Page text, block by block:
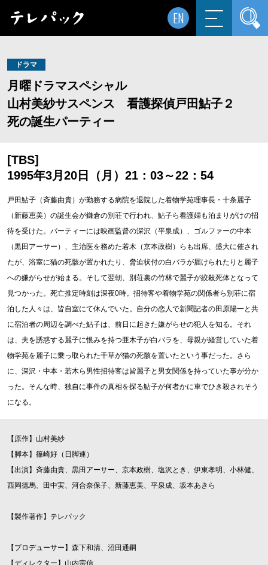
EN
ドラマ
月曜ドラマスペシャル
山村美紗サスペンス 看護探偵戸田鮎子２
死の誕生パーティー
[TBS]
1995年3月20日（月）21：03～22：54
戸田鮎子（斉藤由貴）が勤務する病院を退院した着物学苑理事長・十条麗子
（新藤恵美）の誕生会が鎌倉の別荘で行われ、鮎子ら看護婦も泊まりがけの招
待を受けた。パーティーには映画監督の深沢（平泉成）、ゴルファーの中本
（黒田アーサー）、主治医を務めた若木（京本政樹）らも出席、盛大に催され
たが、浴室に猫の死骸が置かれたり、脅迫状付の白バラが届けられたりと麗子
への嫌がらせが始まる。そして翌朝、別荘裏の竹林で麗子が絞殺死体となって
見つかった。死亡推定時刻は深夜0時。招待客や着物学苑の関係者ら別荘に宿
泊した人々は、皆自室にて休んでいた。自分の恋人で新聞記者の田原陽一と共
に宿泊者の周辺を調べた鮎子は、前日に起きた嫌がらせの犯人を知る。それ
は、夫を誘惑する麗子に恨みを持つ亜木子が白バラを、母親が経営していた着
物学苑を麗子に乗っ取られた千草が猫の死骸を置いたという事だった。さら
に、深沢・中本・若木ら男性招待客は皆麗子と男女関係を持っていた事が分か
った。そんな時、独自に事件の真相を探る鮎子が何者かに車でひき殺されそう
になる。
【原作】山村美紗
【脚本】篠崎好（日脚連）
【出演】斉藤由貴、黒田アーサー、京本政樹、塩沢とき、伊東孝明、小林健、
西岡德馬、田中実、河合奈保子、新藤恵美、平泉成、坂本あきら
【製作著作】テレパック
【プロデューサー】森下和清、沼田通嗣
【ディレクター】山内宗信